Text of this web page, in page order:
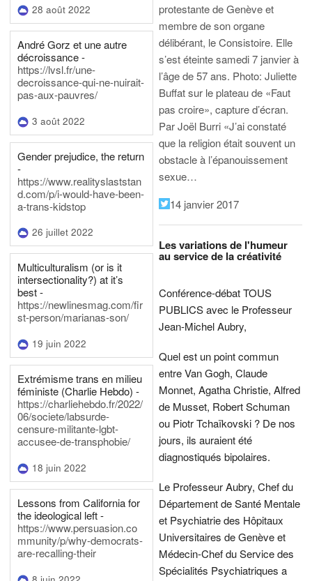
28 août 2022
André Gorz et une autre
décroissance -
https://lvsl.fr/une-
decroissance-qui-ne-nuirait-
pas-aux-pauvres/
3 août 2022
Gender prejudice, the return
-
https://www.realityslaststan
d.com/p/i-would-have-been-
a-trans-kidstop
26 juillet 2022
Multiculturalism (or is it
intersectionality?) at it’s
best -
https://newlinesmag.com/fir
st-person/marianas-son/
19 juin 2022
Extrémisme trans en milieu
féministe (Charlie Hebdo) -
https://charliehebdo.fr/2022/
06/societe/labsurde-
censure-militante-lgbt-
accusee-de-transphobie/
18 juin 2022
Lessons from California for
the ideological left -
https://www.persuasion.co
mmunity/p/why-democrats-
are-recalling-their
protestante de Genève et
membre de son organe
délibérant, le Consistoire. Elle
s’est éteinte samedi 7 janvier à
l’âge de 57 ans. Photo: Juliette
Buffat sur le plateau de «Faut
pas croire», capture d’écran.
Par Joël Burri «J’ai constaté
que la religion était souvent un
obstacle à l’épanouissement
sexue…
14 janvier 2017
Les variations de l'humeur
au service de la créativité
Conférence-débat TOUS
PUBLICS avec le Professeur
Jean-Michel Aubry,
Quel est un point commun
entre Van Gogh, Claude
Monnet, Agatha Christie, Alfred
de Musset, Robert Schuman
ou Piotr Tchaïkovski ? De nos
jours, ils auraient été
diagnostiqués bipolaires.
Le Professeur Aubry, Chef du
Département de Santé Mentale
et Psychiatrie des Hôpitaux
Universitaires de Genève et
Médecin-Chef du Service des
Spécialités Psychiatriques a